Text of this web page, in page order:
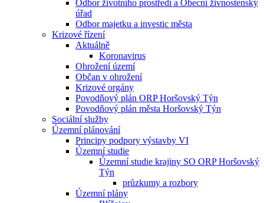
Odbor životního prostředí a Obecní živnostenský
úřad
Odbor majetku a investic města
Krizové řízení
Aktuálně
Koronavirus
Ohrožení území
Občan v ohrožení
Krizové orgány
Povodňový plán ORP Horšovský Týn
Povodňový plán města Horšovský Týn
Sociální služby
Územní plánování
Principy podpory výstavby VI
Územní studie
Územní studie krajiny SO ORP Horšovský
Týn
průzkumy a rozbory
Územní plány